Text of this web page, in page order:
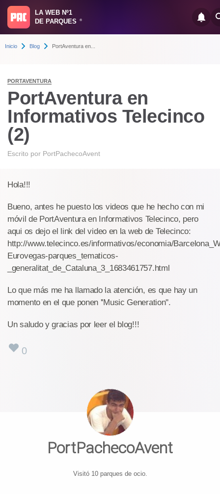
LA WEB Nº1
DE PARQUES
®
Inicio Blog PortAventura en...
PORTAVENTURA
PortAventura en
Informativos Telecinco
(2)
Escrito por PortPachecoAvent
Hola!!!
Bueno, antes he puesto los videos que he hecho con mi
móvil de PortAventura en Informativos Telecinco, pero
aqui os dejo el link del video en la web de Telecinco:
http://www.telecinco.es/informativos/economia/
Eurovegas-parques_tematicos-
_generalitat_de_Cataluna_3_1683461757.html
Lo que más me ha llamado la atención, es que hay un
momento en el que ponen ''Music Generation''.
Un saludo y gracias por leer el blog!!!
0
PortPachecoAvent
Visitó 10 parques de ocio.